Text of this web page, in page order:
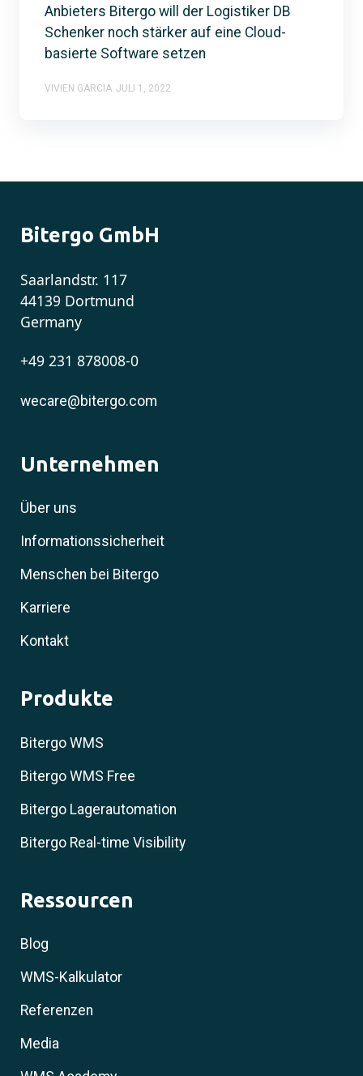
Anbieters Bitergo will der Logistiker DB
Schenker noch stärker auf eine Cloud-
basierte Software setzen
VIVIEN GARCIA JULI 1, 2022
Bitergo GmbH
Saarlandstr. 117
44139 Dortmund
Germany
+49 231 878008-0
wecare@bitergo.com
Unternehmen
Über uns
Informationssicherheit
Menschen bei Bitergo
Karriere
Kontakt
Produkte
Bitergo WMS
Bitergo WMS Free
Bitergo Lagerautomation
Bitergo Real-time Visibility
Ressourcen
Blog
WMS-Kalkulator
Referenzen
Media